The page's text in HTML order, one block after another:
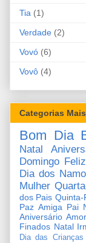
Tia (1)
Verdade (2)
Vovó (6)
Vovô (4)
Categorias
Bom Dia
Natal
Domingo
Dia dos
Mulher
dos Pais Quinta-
Paz Amiga Pai
Aniversário Amor
Finados Natal
Dia das Crianças